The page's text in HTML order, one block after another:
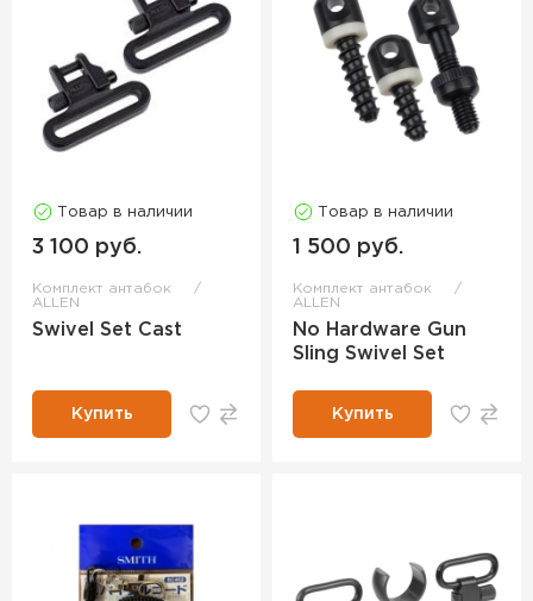
Товар в наличии
3 100 руб.
Комплект антабок
ALLEN
Swivel Set Cast
Купить
Товар в наличии
1 500 руб.
Комплект антабок
ALLEN
No Hardware Gun
Sling Swivel Set
Купить